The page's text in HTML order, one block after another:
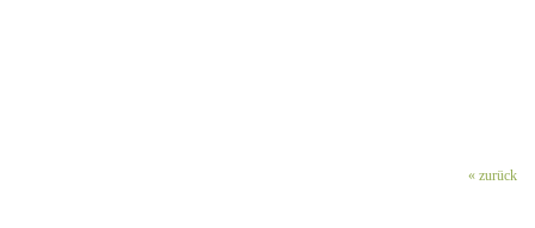
« zurück